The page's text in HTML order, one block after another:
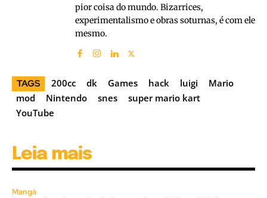
pior coisa do mundo. Bizarrices,
experimentalismo e obras soturnas, é com ele
mesmo.
TAGS 200cc dk Games hack luigi
Mario
mod
Nintendo snes
super mario kart
YouTube
Leia mais
Mangá